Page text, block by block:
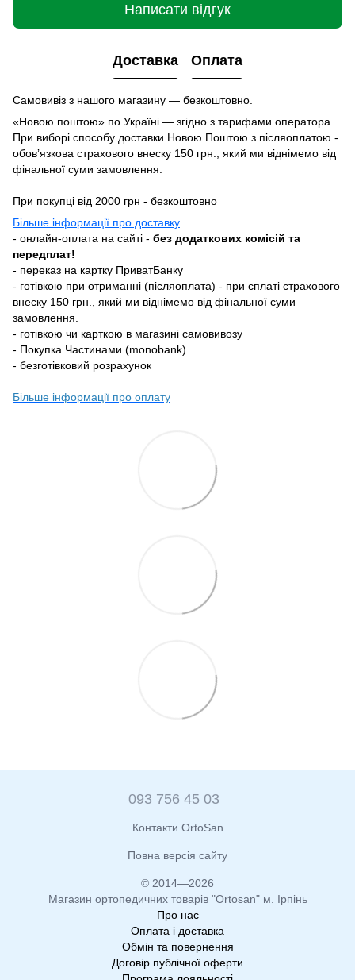
Написати відгук
Доставка Оплата
Самовивіз з нашого магазину — безкоштовно.
«Новою поштою» по Україні — згідно з тарифами оператора.
При виборі способу доставки Новою Поштою з післяоплатою -
обовʼязкова страхового внеску 150 грн., який ми віднімемо від
фінальної суми замовлення.
При покупці від 2000 грн - безкоштовно
Більше інформації про доставку
- онлайн-оплата на сайті - без додаткових комісій та
передплат!
- переказ на картку ПриватБанку
- готівкою при отриманні (післяоплата) - при сплаті страхового
внеску 150 грн., який ми віднімемо від фінальної суми
замовлення.
- готівкою чи карткою в магазині самовивозу
- Покупка Частинами (monobank)
- безготівковий розрахунок
Більше інформації про оплату
093 756 45 03
Контакти OrtoSan
Повна версія сайту
© 2014—2026
Магазин ортопедичних товарів "Ortosan" м. Ірпінь
Про нас
Оплата і доставка
Обмін та повернення
Договір публічної оферти